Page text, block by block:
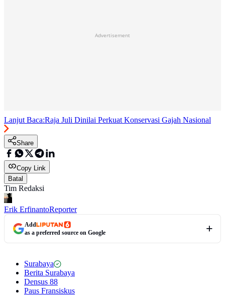
Advertisement
Lanjut Baca:Raja Juli Dinilai Perkuat Konservasi Gajah Nasional
Share
Copy Link
Batal
Tim Redaksi
Erik ErfinantoReporter
Add
as a preferred source on Google
Surabaya
Berita Surabaya
Densus 88
Paus Fransiskus